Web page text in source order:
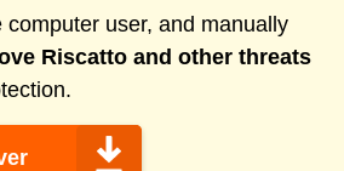
user, and manually
Riscatto and other threats